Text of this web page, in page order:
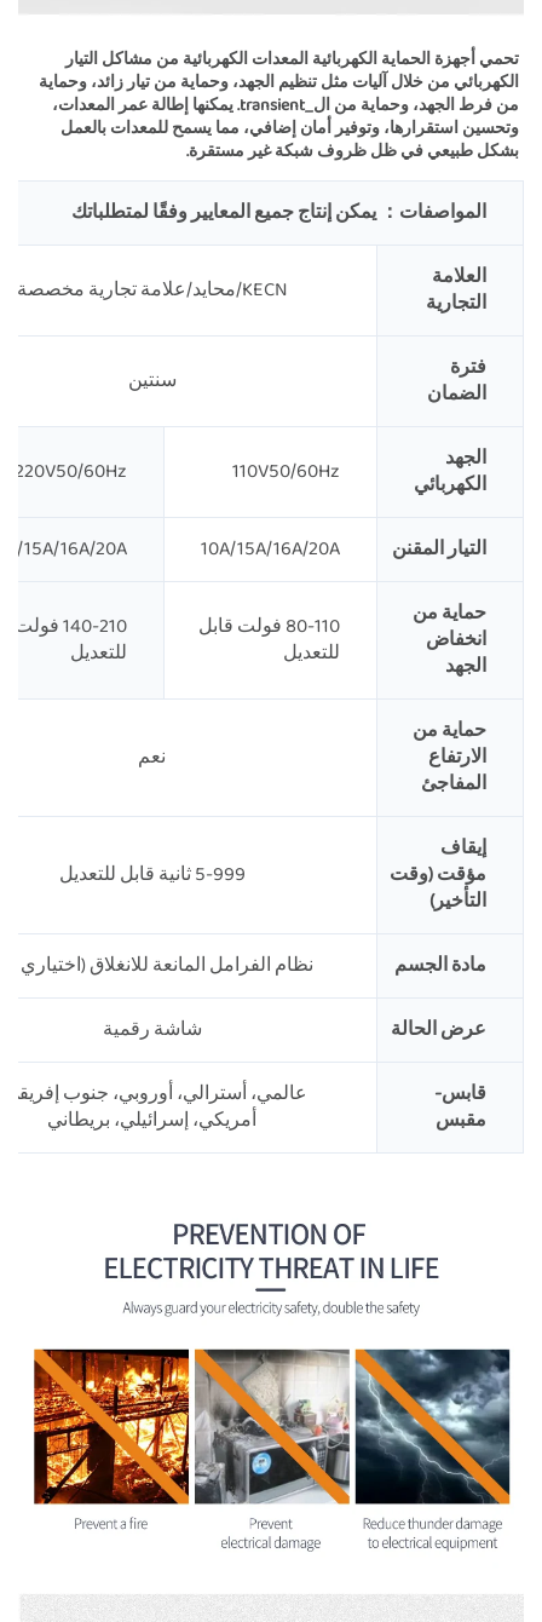
تحمي أجهزة الحماية الكهربائية المعدات الكهربائية من مشاكل التيار
بشكل طبيعي في ظل ظروف شبكة غير مستقرة.
المواصفات：يمكن إنتاج جميع المعايير وفقًا لمتطلباتك
العلامة
التجارية
KECN/محايد/علامة تجارية مخصصة
فترة
الضمان
سنتين
الجهد
الكهربائي
110V50/60Hz
220V50/60Hz
التيار المقنن 10A/15A/16A/20A
15A/16A/20A
حماية من
انخفاض
الجهد
80-110 فولت قابل
للتعديل
140-210
للتعديل
حماية من
الارتفاع
المفاجئ
نعم
إيقاف
مؤقت (وقت
التأخير)
5-999 ثانية قابل للتعديل
مادة الجسم نظام الفرامل المانعة للانغلاق (اختياري PC)
عرض الحالة شاشة رقمية
قابس-
مقبس
عالمي، أسترالي، أوروبي، جنوب
أمريكي، إسرائيلي، بريطاني